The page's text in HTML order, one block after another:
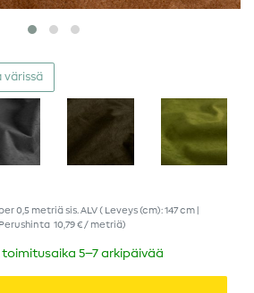
värissä
per0,5 metriäsis. ALV( Leveys (cm): 147 cm |
Perushinta 10,79 € / metriä)
5–7 arkipäivää